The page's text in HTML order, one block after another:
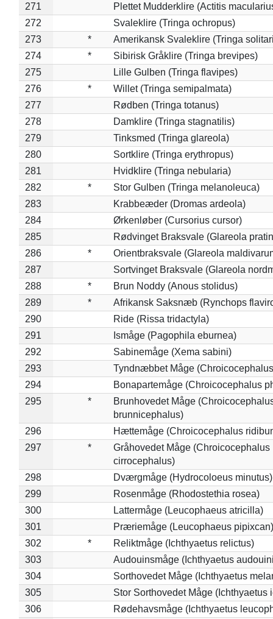
271
Plettet Mudderklire (Actitis
272
Svaleklire (Tringa ochropus)
273
*
Amerikansk Svaleklire (Tringa
274
*
Sibirisk Gråklire (Tringa brevipes)
275
Lille Gulben (Tringa flavipes)
276
*
Willet (Tringa semipalmata)
277
Rødben (Tringa totanus)
278
Damklire (Tringa stagnatilis)
279
Tinksmed (Tringa glareola)
280
Sortklire (Tringa erythropus)
281
Hvidklire (Tringa nebularia)
282
*
Stor Gulben (Tringa melanoleuca)
283
Krabbeæder (Dromas ardeola)
284
Ørkenløber (Cursorius cursor)
285
Rødvinget Braksvale (Glareola
286
*
Orientbraksvale (Glareola
287
Sortvinget Braksvale (Glareola
288
*
Brun Noddy (Anous stolidus)
289
*
Afrikansk Saksnæb (Rynchops
290
Ride (Rissa tridactyla)
291
Ismåge (Pagophila eburnea)
292
Sabinemåge (Xema sabini)
293
Tyndnæbbet Måge
294
Bonapartemåge (Chroicocephalus
295
*
Brunhovedet Måge
brunnicephalus)
296
Hættemåge (Chroicocephalus
297
*
Gråhovedet Måge (Chroicocephalus
cirrocephalus)
298
Dværgmåge (Hydrocoloeus minutus)
299
Rosenmåge (Rhodostethia rosea)
300
Lattermåge (Leucophaeus atricilla)
301
Præriemåge (Leucophaeus pipixcan)
302
*
Reliktmåge (Ichthyaetus relictus)
303
Audouinsmåge (Ichthyaetus
304
Sorthovedet Måge (Ichthyaetus
305
Stor Sorthovedet Måge (Ichthyaetus
306
Rødehavsmåge (Ichthyaetus